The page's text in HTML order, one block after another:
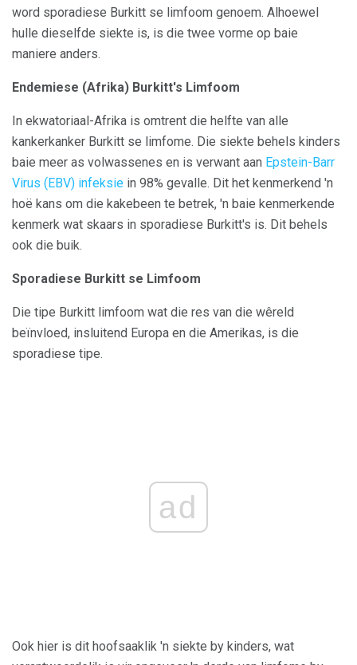
word sporadiese Burkitt se limfoom genoem. Alhoewel
hulle dieselfde siekte is, is die twee vorme op baie
maniere anders.
Endemiese (Afrika) Burkitt's Limfoom
In ekwatoriaal-Afrika is omtrent die helfte van alle
kankerkanker Burkitt se limfome. Die siekte behels kinders
baie meer as volwassenes en is verwant aan Epstein-Barr
Virus (EBV) infeksie in 98% gevalle. Dit het kenmerkend 'n
hoë kans om die kakebeen te betrek, 'n baie kenmerkende
kenmerk wat skaars in sporadiese Burkitt's is. Dit behels
ook die buik.
Sporadiese Burkitt se Limfoom
Die tipe Burkitt limfoom wat die res van die wêreld
beïnvloed, insluitend Europa en die Amerikas, is die
sporadiese tipe.
ad
Ook hier is dit hoofsaaklik 'n siekte by kinders, wat